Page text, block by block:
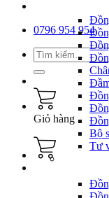
0796 954 954
Tìm
kiếm:
Giỏ hàng
Bộ
Tư